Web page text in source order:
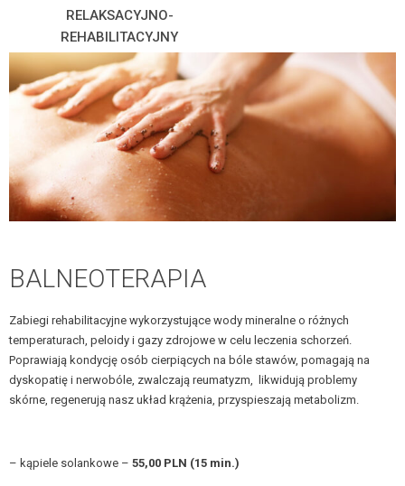
RELAKSACYJNO-
REHABILITACYJNY
BALNEOTERAPIA
Zabiegi rehabilitacyjne wykorzystujące wody mineralne o różnych
temperaturach, peloidy i gazy zdrojowe w celu leczenia schorzeń.
Poprawiają kondycję osób cierpiących na bóle stawów, pomagają na
dyskopatię i nerwobóle, zwalczają reumatyzm, likwidują problemy
skórne, regenerują nasz układ krążenia, przyspieszają metabolizm.
– kąpiele solankowe – 55,00 PLN (15 min.)